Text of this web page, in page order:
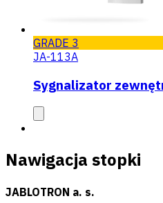
GRADE 3
JA-113A
Sygnalizator
Nawigacja stopki
JABLOTRON a. s.